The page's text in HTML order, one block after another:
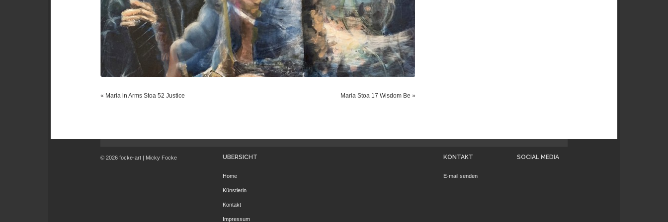
« Maria in Arms Stoa 52 Justice Maria Stoa 17 Wisdom Be »
© 2026 focke-art | Micky Focke ÜBERSICHT
Home
Künstlerin
Kontakt
Impressum
KONTAKT
E-mail senden
SOCIAL MEDIA